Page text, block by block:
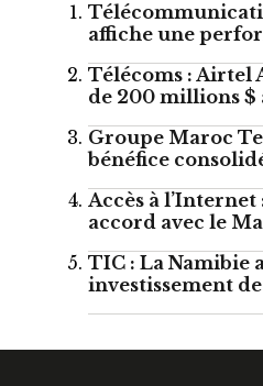
affiche une
Télécoms : Airtel
de 200 millions $
Groupe Maroc
bénéfice
Accès à
accord avec le
TIC : La Namibie
investissement